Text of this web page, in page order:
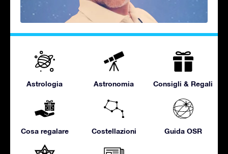
Astrologia Astronomia Consigli & Regali
Cosa regalare Costellazioni Guida OSR